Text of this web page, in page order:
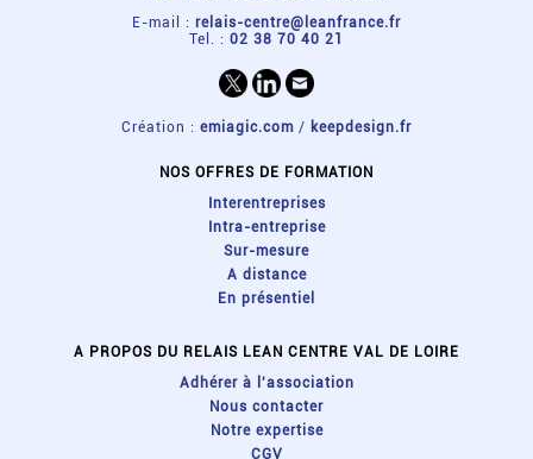
E-mail : relais-centre@leanfrance.fr
Tel. : 02 38 70 40 21
Création : emiagic.com / keepdesign.fr
NOS OFFRES DE FORMATION
Interentreprises
Intra-entreprise
Sur-mesure
A distance
En présentiel
A PROPOS DU RELAIS LEAN CENTRE VAL DE LOIRE
Adhérer à l'association
Nous contacter
Notre expertise
CGV